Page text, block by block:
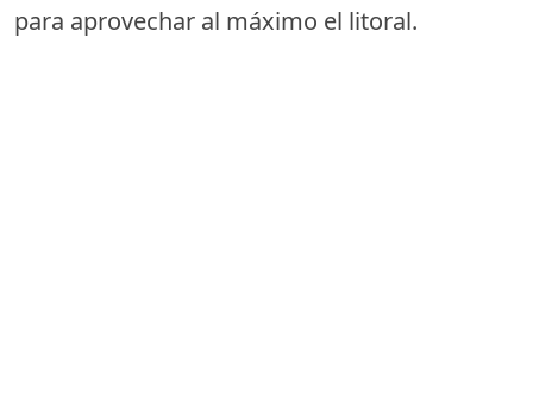
para aprovechar al máximo el litoral.